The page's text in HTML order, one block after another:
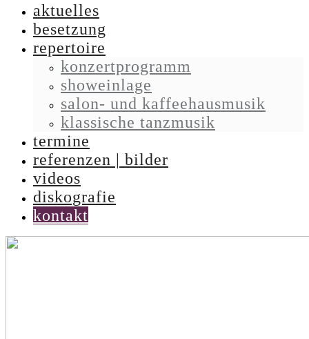
aktuelles
besetzung
repertoire
konzertprogramm
showeinlage
salon- und kaffeehausmusik
klassische tanzmusik
termine
referenzen | bilder
videos
diskografie
kontakt